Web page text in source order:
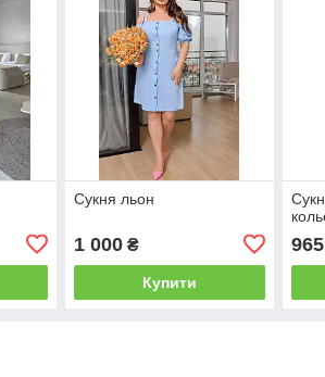
Сукня льон
1 000₴
Купити
965